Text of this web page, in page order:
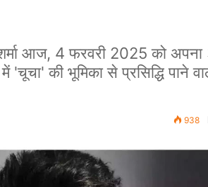
आज, 4 फरवरी 2025 को अपना
की भूमिका से प्रसिद्धि पाने
938